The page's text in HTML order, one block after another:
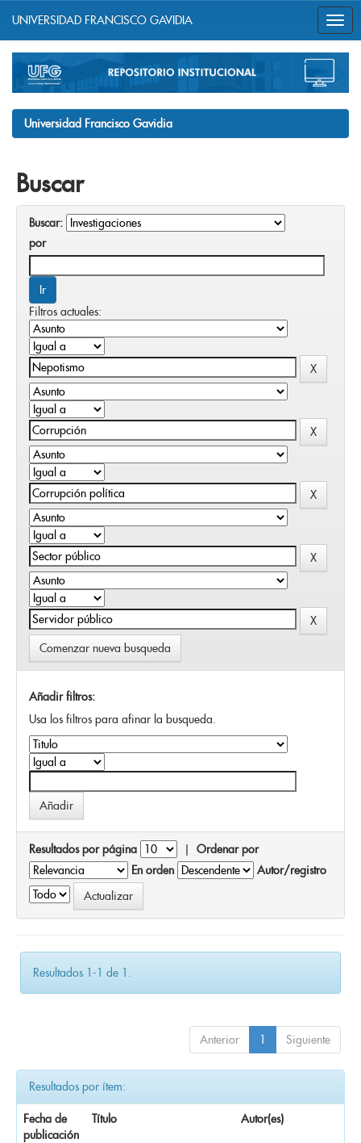
navigation
UNIVERSIDAD FRANCISCO GAVIDIA
Universidad Francisco Gavidia
Buscar
Buscar:
por
Filtros actuales:
Comenzar nueva busqueda
Añadir filtros:
Usa los filtros para afinar la busqueda.
Resultados por página | Ordenar por
En orden
Autor/registro
Resultados 1-1 de 1.
Anterior 1 Siguiente
Resultados por ítem:
Fecha de
publicación
Título Autor(es)